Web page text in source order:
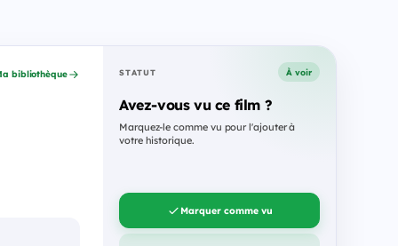
bibliothèque STATUT À voir
Avez-vous vu ce film ?
Marquez-le comme vu pour l'ajouter à
votre historique.
Marquer comme vu